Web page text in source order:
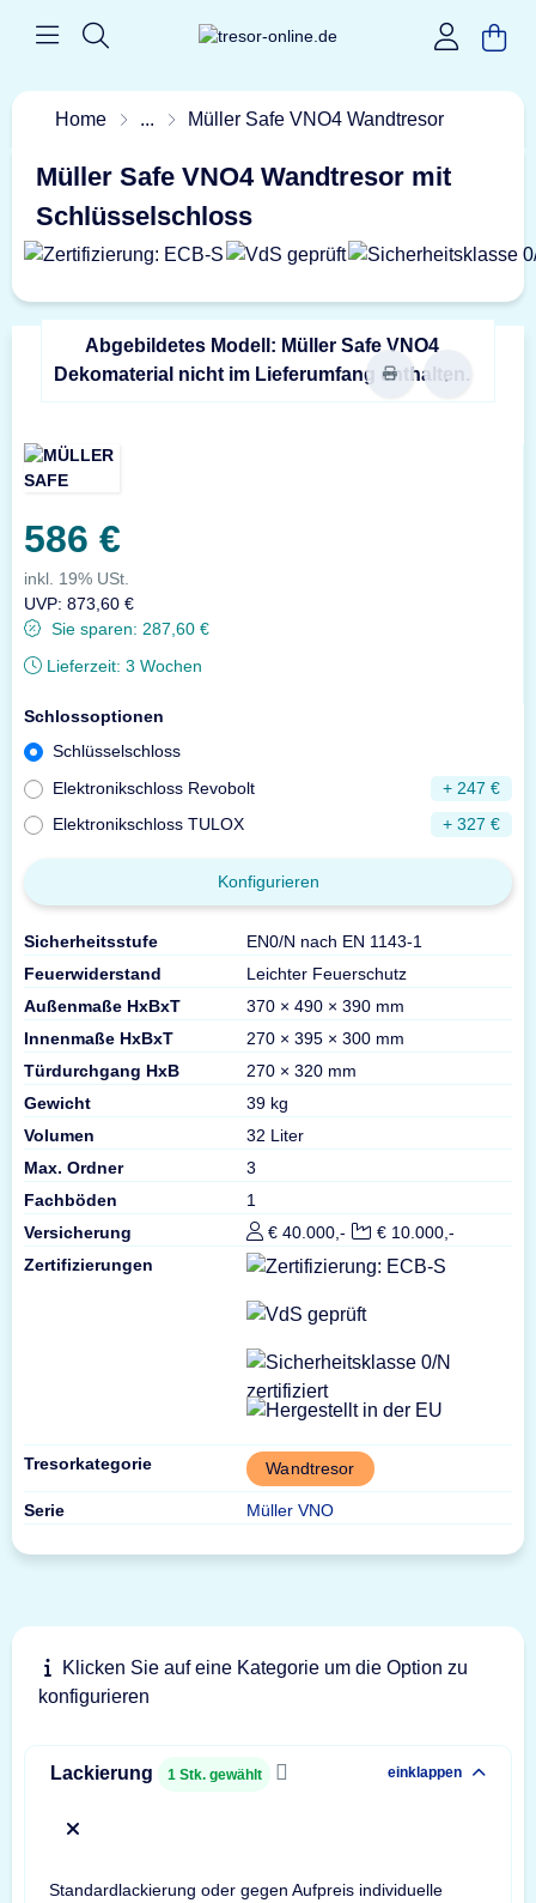
Home ... Müller Safe VNO4 Wandtresor
Müller Safe VNO4 Wandtresor mit
Schlüsselschloss
Abgebildetes Modell: Müller Safe VNO4
Dekomaterial nicht im Lieferumfang enthalten.
586 €
inkl. 19% USt.
UVP: 873,60 €
Sie sparen: 287,60 €
Lieferzeit: 3 Wochen
Schlossoptionen
Schlüsselschloss
Elektronikschloss Revobolt
+ 247 €
Elektronikschloss TULOX
+ 327 €
Konfigurieren
Sicherheitsstufe
EN0/N nach EN 1143-1
Feuerwiderstand
Leichter Feuerschutz
Außenmaße HxBxT
370 × 490 × 390 mm
Innenmaße HxBxT
270 × 395 × 300 mm
Türdurchgang HxB
270 × 320 mm
Gewicht
39 kg
Volumen
32 Liter
Max. Ordner
3
Fachböden
1
Versicherung
€ 40.000,-
€ 10.000,-
Zertifizierungen
Tresorkategorie Wandtresor
Serie Müller VNO
Klicken Sie auf eine Kategorie um die Option zu
konfigurieren
Lackierung 1 Stk. gewählt einklappen
Standardlackierung oder gegen Aufpreis individuelle